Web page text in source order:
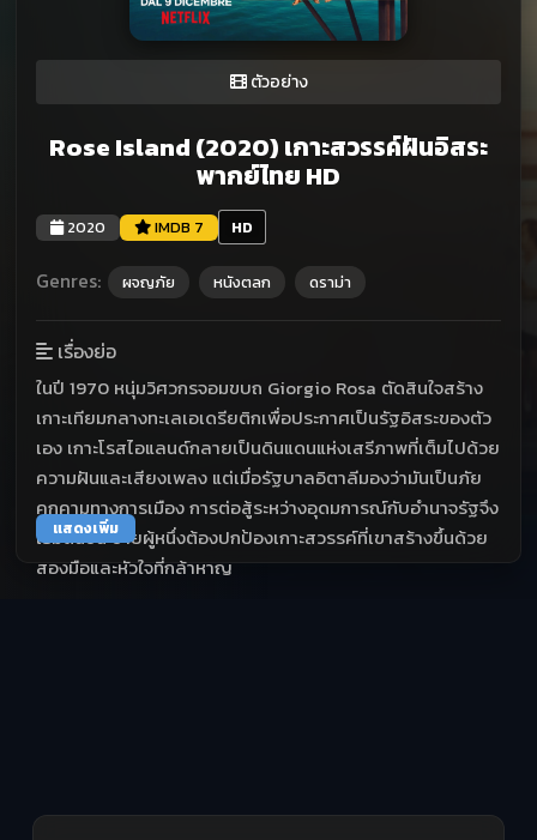
ตัวอย่าง
Rose Island (2020) เกาะสวรรค์ฝันอิสระ
พากย์ไทย HD
2020 IMDB 7 HD
Genres: ผจญภัย หนังตลก ดราม่า
เรื่องย่อ
ในปี 1970 หนุ่มวิศวกรจอมขบถ Giorgio Rosa ตัดสินใจสร้าง
เกาะเทียมกลางทะเลเอเดรียติกเพื่อประกาศเป็นรัฐอิสระของตัว
เอง เกาะโรสไอแลนด์กลายเป็นดินแดนแห่งเสรีภาพที่เต็มไปด้วย
ความฝันและเสียงเพลง แต่เมื่อรัฐบาลอิตาลีมองว่ามันเป็นภัย
คุกคามทางการเมือง การต่อสู้ระหว่างอุดมการณ์กับอำนาจรัฐจึง
เริ่มต้นขึ้น ชายผู้หนึ่งต้องปกป้องเกาะสวรรค์ที่เขาสร้างขึ้นด้วย
สองมือและหัวใจที่กล้าหาญ
แสดงเพิ่ม